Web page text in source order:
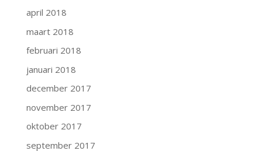
april 2018
maart 2018
februari 2018
januari 2018
december 2017
november 2017
oktober 2017
september 2017